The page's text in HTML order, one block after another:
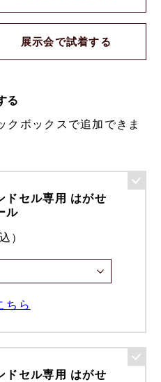
展示会で試着する
る
ボックスで追加できま
ドセル専用 はがせ
ル
）
ちら
ドセル専用 はがせ